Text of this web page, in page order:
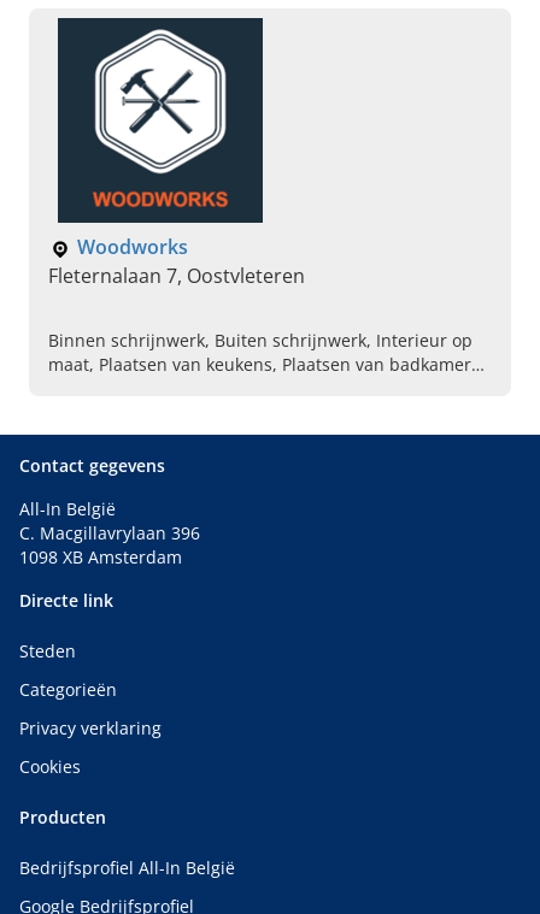
Woodworks
Fleternalaan 7, Oostvleteren
Binnen schrijnwerk, Buiten schrijnwerk, Interieur op
maat, Plaatsen van keukens, Plaatsen van badkamers,
poolhouses
Contact gegevens
All-In België
C. Macgillavrylaan 396
1098 XB Amsterdam
Directe link
Steden
Categorieën
Privacy verklaring
Cookies
Producten
Bedrijfsprofiel All-In België
Google Bedrijfsprofiel